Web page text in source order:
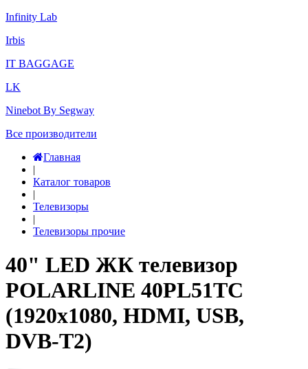
Infinity Lab
Irbis
IT BAGGAGE
LK
Ninebot By Segway
Все производители
Главная
|
Каталог товаров
|
Телевизоры
|
Телевизоры прочие
40" LED ЖК телевизор
POLARLINE 40PL51TC
(1920x1080, HDMI, USB,
DVB-T2)